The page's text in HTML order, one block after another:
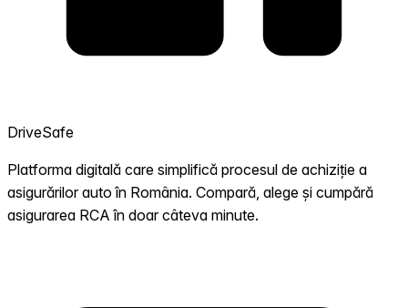
DriveSafe
Platforma digitală care simplifică procesul de achiziție a
asigurărilor auto în România. Compară, alege și cumpără
asigurarea RCA în doar câteva minute.